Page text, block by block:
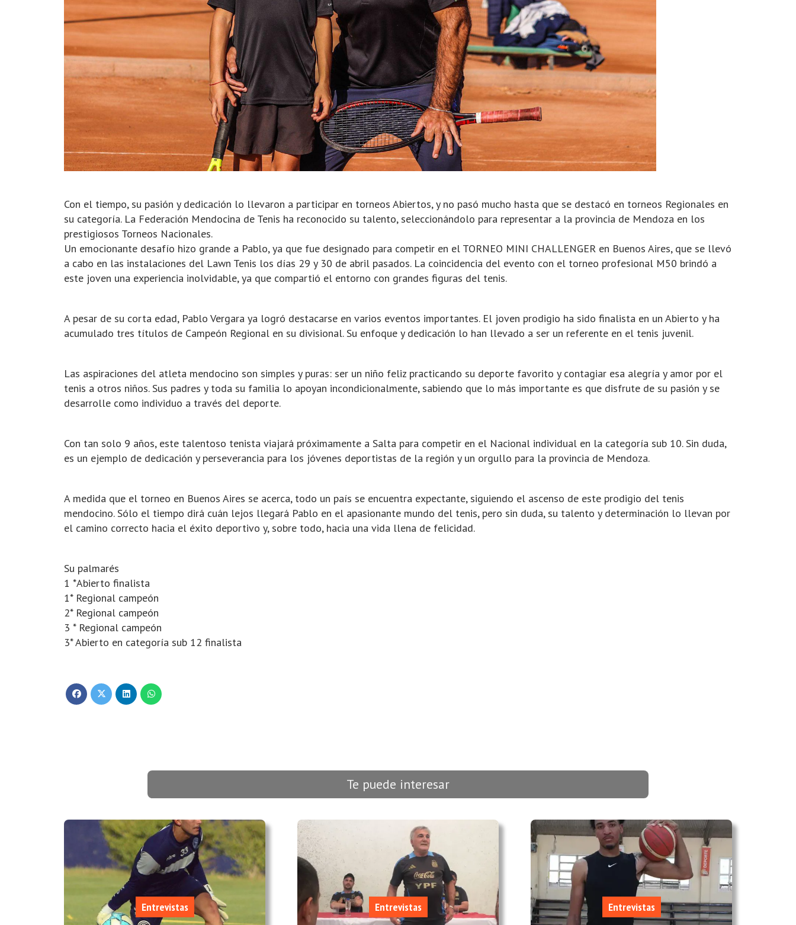
Con el tiempo, su pasión y dedicación lo llevaron a participar en torneos Abiertos, y no pasó mucho hasta que se destacó en torneos Regionales en
su categoría. La Federación Mendocina de Tenis ha reconocido su talento, seleccionándolo para representar a la provincia de Mendoza en los
prestigiosos Torneos Nacionales.
Un emocionante desafío hizo grande a Pablo, ya que fue designado para competir en el TORNEO MINI CHALLENGER en Buenos Aires, que se llevó
a cabo en las instalaciones del Lawn Tenis los días 29 y 30 de abril pasados. La coincidencia del evento con el torneo profesional M50 brindó a
este joven una experiencia inolvidable, ya que compartió el entorno con grandes figuras del tenis.
A pesar de su corta edad, Pablo Vergara ya logró destacarse en varios eventos importantes. El joven prodigio ha sido finalista en un Abierto y ha
acumulado tres títulos de Campeón Regional en su divisional. Su enfoque y dedicación lo han llevado a ser un referente en el tenis juvenil.
Las aspiraciones del atleta mendocino son simples y puras: ser un niño feliz practicando su deporte favorito y contagiar esa alegría y amor por el
tenis a otros niños. Sus padres y toda su familia lo apoyan incondicionalmente, sabiendo que lo más importante es que disfrute de su pasión y se
desarrolle como individuo a través del deporte.
Con tan solo 9 años, este talentoso tenista viajará próximamente a Salta para competir en el Nacional individual en la categoría sub 10. Sin duda,
es un ejemplo de dedicación y perseverancia para los jóvenes deportistas de la región y un orgullo para la provincia de Mendoza.
A medida que el torneo en Buenos Aires se acerca, todo un país se encuentra expectante, siguiendo el ascenso de este prodigio del tenis
mendocino. Sólo el tiempo dirá cuán lejos llegará Pablo en el apasionante mundo del tenis, pero sin duda, su talento y determinación lo llevan por
el camino correcto hacia el éxito deportivo y, sobre todo, hacia una vida llena de felicidad.
Su palmarés
1 *Abierto finalista
1* Regional campeón
2* Regional campeón
3 * Regional campeón
3* Abierto en categoría sub 12 finalista
Te puede interesar
Entrevistas Entrevistas Entrevistas